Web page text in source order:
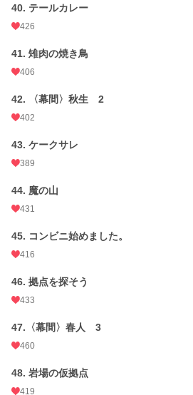
40. テールカレー
426
41. 雉肉の焼き鳥
406
42. 〈幕間〉秋生 2
402
43. ケークサレ
389
44. 魔の山
431
45. コンビニ始めました。
416
46. 拠点を探そう
433
47.〈幕間〉春人 3
460
48. 岩場の仮拠点
419